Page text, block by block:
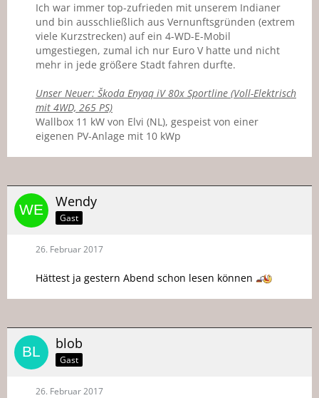
Ich war immer top-zufrieden mit unserem Indianer
und bin ausschließlich aus Vernunftsgründen (extrem
viele Kurzstrecken) auf ein 4-WD-E-Mobil
umgestiegen, zumal ich nur Euro V hatte und nicht
mehr in jede größere Stadt fahren durfte.
Unser Neuer: Škoda Enyaq iV 80x Sportline (Voll-Elektrisch
mit 4WD, 265 PS)
Wallbox 11 kW von Elvi (NL), gespeist von einer
eigenen PV-Anlage mit 10 kWp
Wendy
Gast
26. Februar 2017
Hättest ja gestern Abend schon lesen können
blob
Gast
26. Februar 2017